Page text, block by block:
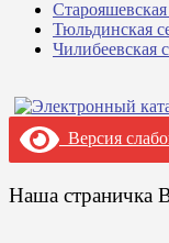
Тюльдинская
Чилибеевская
Версия
Наша страничка